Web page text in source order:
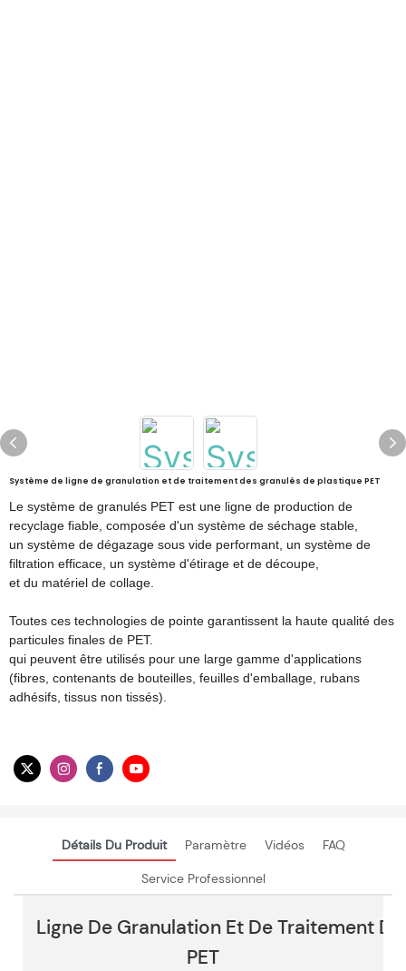
Système de ligne de granulation et de traitement des granulés de plastique PET
Le système de granulés PET est une ligne de production de
recyclage fiable, composée d'un système de séchage stable,
un système de dégazage sous vide performant, un système de
filtration efficace, un système d'étirage et de découpe,
et du matériel de collage.
Toutes ces technologies de pointe garantissent la haute qualité des
particules finales de PET.
qui peuvent être utilisés pour une large gamme d'applications
(fibres, contenants de bouteilles, feuilles d'emballage, rubans
adhésifs, tissus non tissés).
Détails Du Produit Paramètre Vidéos FAQ
Service Professionnel
Ligne De Granulation Et De Traitement
PET